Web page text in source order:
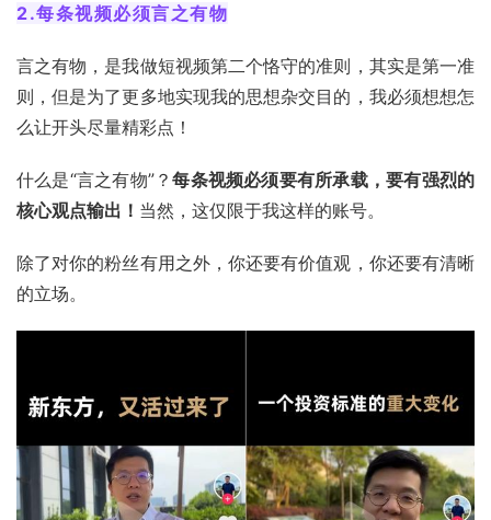
2.每条视频必须言之有物
言之有物，是我做短视频第二个恪守的准则，其实是第一准
则，但是为了更多地实现我的思想杂交目的，我必须想想怎
么让开头尽量精彩点！
什么是“言之有物”？每条视频必须要有所承载，要有强烈的
核心观点输出！ 当然，这仅限于我这样的账号。
除了对你的粉丝有用之外，你还要有价值观，你还要有清晰
的立场。